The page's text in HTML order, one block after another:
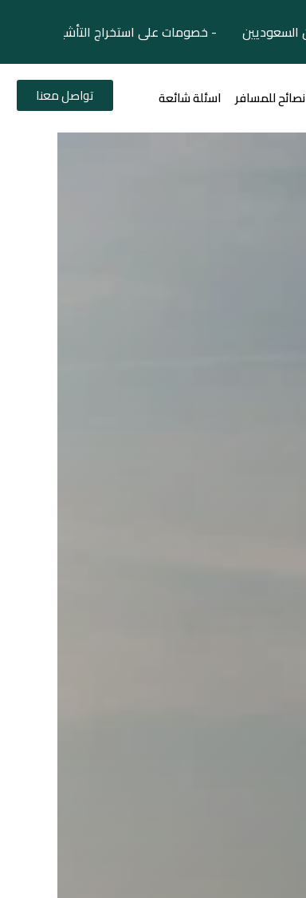
- خصومات على استخراج التأشيرات
نصائح للمسافر اسئلة شائعة تواصل معنا